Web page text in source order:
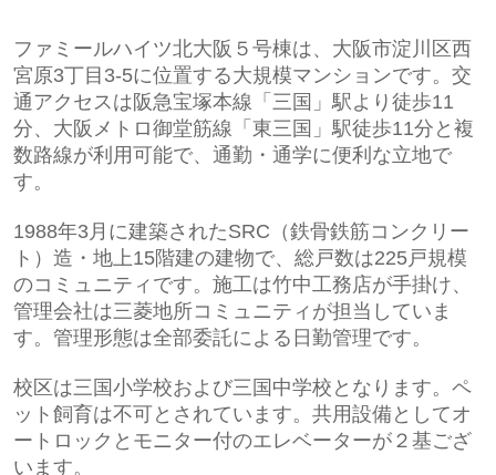
ファミールハイツ北大阪５号棟は、大阪市淀川区西
宮原3丁目3-5に位置する大規模マンションです。交
通アクセスは阪急宝塚本線「三国」駅より徒歩11
分、大阪メトロ御堂筋線「東三国」駅徒歩11分と複
数路線が利用可能で、通勤・通学に便利な立地で
す。
1988年3月に建築されたSRC（鉄骨鉄筋コンクリー
ト）造・地上15階建の建物で、総戸数は225戸規模
のコミュニティです。施工は竹中工務店が手掛け、
管理会社は三菱地所コミュニティが担当していま
す。管理形態は全部委託による日勤管理です。
校区は三国小学校および三国中学校となります。ペ
ット飼育は不可とされています。共用設備としてオ
ートロックとモニター付のエレベーターが２基ござ
います。